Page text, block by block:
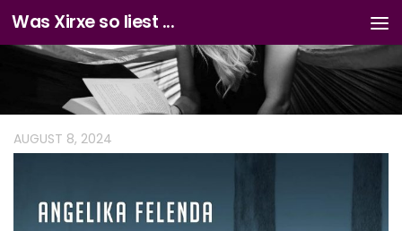
Zum Inhalt springen
Was Xirxe so liest ...
AUGUST 8, 2024